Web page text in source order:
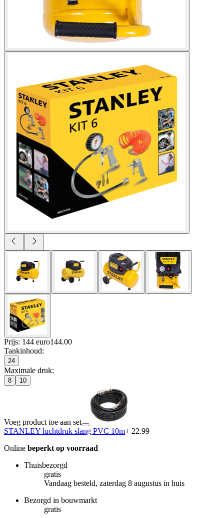
Prijs: 144 euro144.00
Tankinhoud:
24
Maximale druk:
8 10
Voeg product toe aan set
STANLEY luchtdruk slang PVC 10m+ 22.99
Online beperkt op voorraad
Thuisbezorgd
gratis
Vandaag besteld, zaterdag 8 augustus in huis
Bezorgd in bouwmarkt
gratis